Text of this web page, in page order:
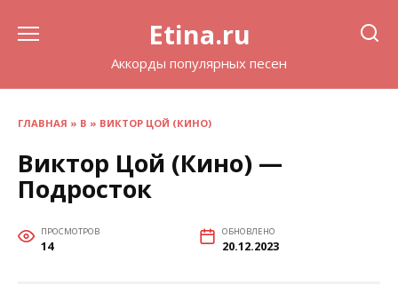
Etina.ru
Аккорды популярных песен
ГЛАВНАЯ » В » ВИКТОР ЦОЙ (КИНО)
Виктор Цой (Кино) —
Подросток
ПРОСМОТРОВ
14
ОБНОВЛЕНО
20.12.2023